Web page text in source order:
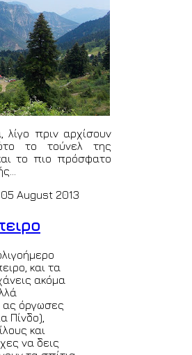
the world by
© Ion o mikros
6th August 2026 12:09 p.m. GMT
world by © Ion o mikros >>
λίγο πριν αρχίσουν
το τούνελ της
το πιο πρόσφατο
05 August 2013
και τα
ακόμα
ας όργωσες
Πίνδο),
και
να δεις